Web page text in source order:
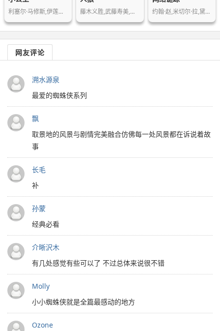
利塞尔·马修斯,伊莲诺·布罗,利亚姆·… 藤木义胜,武藤寿美,木下浩之,广田行生… 约翰·赵,米切尔·拉,黛博拉·梅辛,约…
网友评论
溯水源泉
最爱的蜘蛛侠系列
飘
取景地的风景与剧情完美融合仿佛每一处风景都在诉说着故
事
长毛
补
孙蒙
经典必看
介晰沢木
有几处感觉有些可以了 不过总体来说很不错
Molly
小小蜘蛛侠就是全篇最感动的地方
Ozone